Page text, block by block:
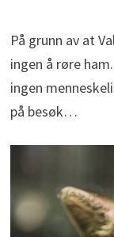
På grunn av at
ingen å røre
ingen
på besøk…